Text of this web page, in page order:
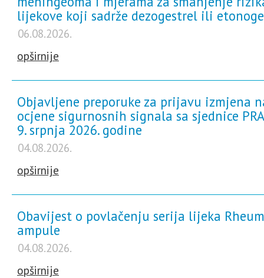
za samotestiranje
Sve informacije i novosti
lijekove koji sadrže dezogestrel ili
06.08.2026.
opširnije
Objavljene preporuke za prijavu izmjena
ocjene sigurnosnih signala sa sjednice
9. srpnja 2026. godine
04.08.2026.
opširnije
Obavijest o povlačenju serija lijeka
ampule
04.08.2026.
opširnije